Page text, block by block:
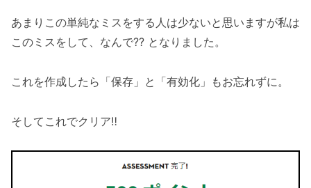
あまりこの単純なミスをする人は少ないと思いますが私は
このミスをして、なんで?? となりました。
これを作成したら「保存」と「有効化」もお忘れずに。
そしてこれでクリア‼